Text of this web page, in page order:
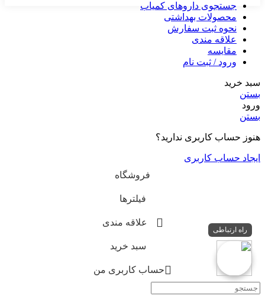
جستجوی داروهای کمیاب
محصولات بهداشتی
نحوه ثبت سفارش
علاقه مندی
مقایسه
ورود / ثبت نام
سبد خرید
بستن
ورود
بستن
هنوز حساب کاربری ندارید؟
ایجاد حساب کاربری
فروشگاه
فیلترها
علاقه مندی
سبد خرید
حساب کاربری من
راه ارتباطی